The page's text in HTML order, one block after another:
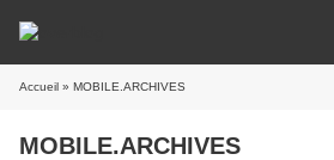
Accueil » MOBILE.ARCHIVES
MOBILE.ARCHIVES